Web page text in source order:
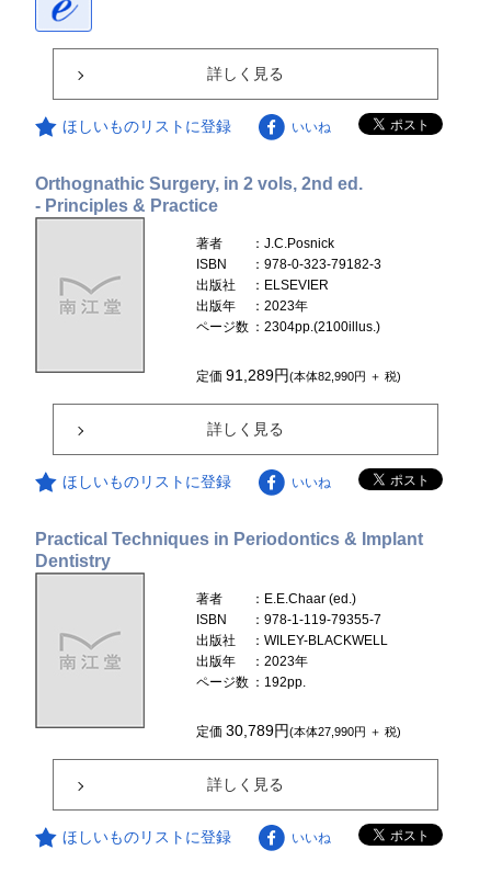
詳しく見る
ほしいものリストに登録 いいね
Orthognathic Surgery, in 2 vols, 2nd ed.
- Principles & Practice
著者
：J.C.Posnick
ISBN
：978-0-323-79182-3
出版社
：ELSEVIER
出版年
：2023年
ページ数 ：2304pp.(2100illus.)
定価91,289円(本体82,990円 ＋ 税)
詳しく見る
ほしいものリストに登録 いいね
Practical Techniques in Periodontics & Implant
Dentistry
著者
：E.E.Chaar (ed.)
ISBN
：978-1-119-79355-7
出版社
：WILEY-BLACKWELL
出版年
：2023年
ページ数 ：192pp.
定価30,789円(本体27,990円 ＋ 税)
詳しく見る
ほしいものリストに登録 いいね